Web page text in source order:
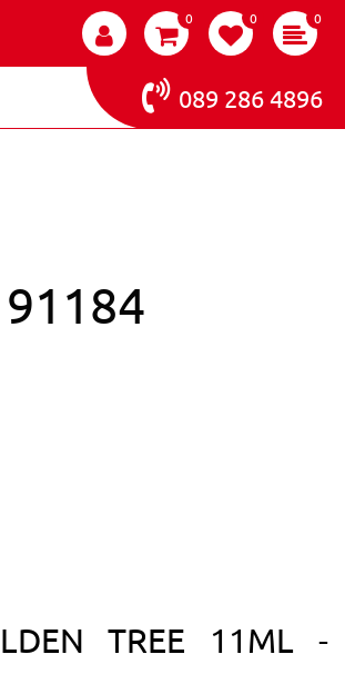
0 0 0
089 286 4896
TREE 11ML -